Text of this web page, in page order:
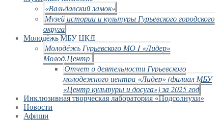
«Вальдавский замок»
Музей истории и культуры Гурьевского городского
округа
Молодёжь МБУ ЦКД
Молодёжь Гурьевского МО I «Лидер»
Молод.Центр
Отчет о деятельности Гурьевского
молодежного центра «Лидер» (филиал МБУ
«Центр культуры и досуга») за 2025 год
Инклюзивная творческая лаборатория «Подсолнухи»
Новости
Афиши